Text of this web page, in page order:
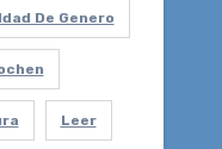
De Genero
Leer